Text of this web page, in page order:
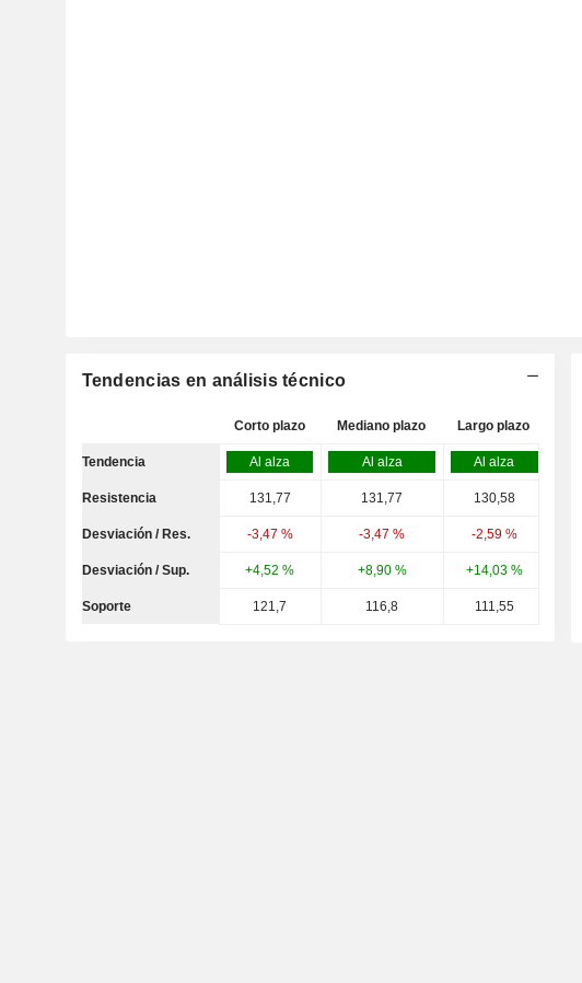
Tendencias en análisis técnico
Corto plazo Mediano plazo Largo plazo
Tendencia Al alza Al alza Al alza
Resistencia 131,77 131,77 130,58
Desviación / Res. -3,47 % -3,47 % -2,59 %
Desviación / Sup. +4,52 % +8,90 % +14,03 %
Soporte 121,7 116,8 111,55